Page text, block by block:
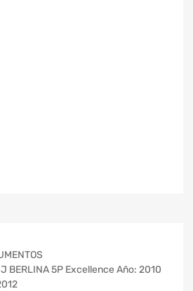
J BERLINA 5P Excellence Año: 2010